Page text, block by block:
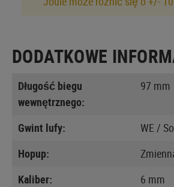
DODATKOWE
Długość biegu
wewnętrznego:
97 mm
Gwint lufy:
WE /
Hopup:
Kaliber:
6 mm